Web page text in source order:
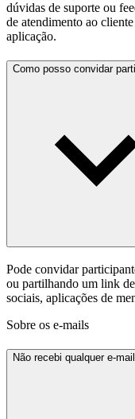
dúvidas de suporte ou
de atendimento ao
aplicação.
Como posso convidar
Pode convidar
ou partilhando um link
sociais, aplicações de
Sobre os e-mails
Não recebi qualquer e-